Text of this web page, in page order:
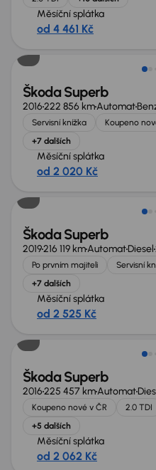
Měsíční splátka
od 4 461 Kč
Škoda Superb
2016222 856 kmAutomat
Servisní knížka Koupeno
+7 dalších
Měsíční splátka
od 2 020 Kč
Možnost odpočtu DPH
Škoda Superb
2019216 119 kmAutomatDiesel
Po prvním majiteli Servisní
+7 dalších
Měsíční splátka
od 2 525 Kč
Škoda Superb
2016225 457 kmAutomat
Koupeno nové v ČR 2.0 TDI
+5 dalších
Měsíční splátka
od 2 062 Kč